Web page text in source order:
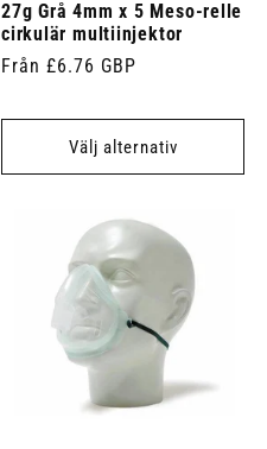
27g Grå 4mm x 5 Meso-relle
cirkulär multiinjektor
Ordinarie
Från £6.76 GBP
Välj alternativ